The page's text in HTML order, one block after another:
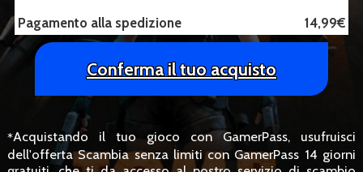
14,99€
Pagamento alla spedizione
Conferma il tuo acquisto
*Acquistando il tuo gioco con GamerPass, usufruisci
dell'offerta Scambia senza limiti con GamerPass 14 giorni